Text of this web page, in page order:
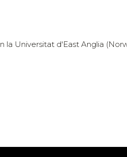
la Universitat d'East Anglia